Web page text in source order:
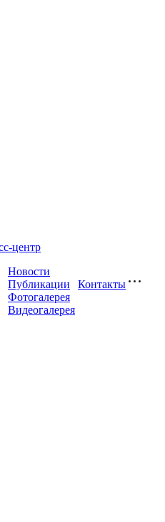
центр
Новости
Публикации
Фотогалерея
Видеогалерея
Контакты